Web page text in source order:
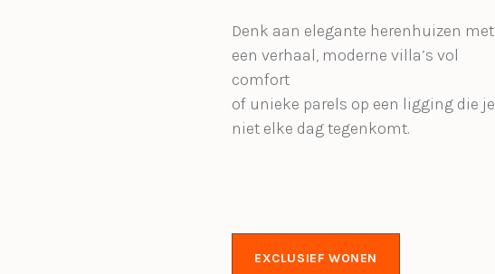
Denk aan elegante herenhuizen met
een verhaal, moderne villa’s vol
comfort
of unieke parels op een ligging die je
niet elke dag tegenkomt.
EXCLUSIEF WONEN